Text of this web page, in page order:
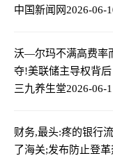
中国新闻网2026-06-
沃—尔玛不满高费率
夺!美联储主导权背
三九养生堂2026-06-
财务,最头:疼的银行
了海关;发布防止登